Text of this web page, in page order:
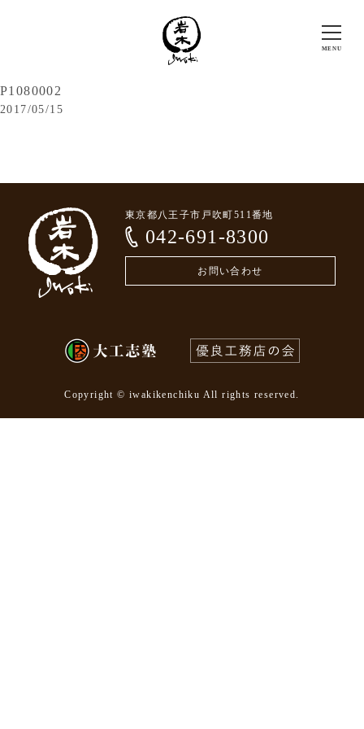
P1080002
2017/05/15
東京都八王子市戸吹町511番地
042-691-8300
お問い合わせ
Copyright © iwakikenchiku All rights reserved.